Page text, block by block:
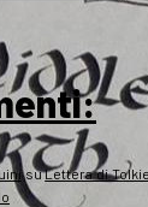
suLettera di